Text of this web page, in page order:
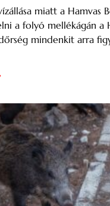
miatt a Hamvas
a folyó mellékágán a
mindenkit arra